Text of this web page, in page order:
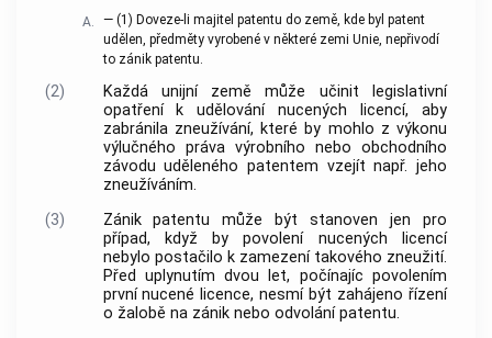
A. — (1) Doveze-li majitel patentu do země, kde byl patent
udělen, předměty vyrobené v některé zemi Unie, nepřivodí
to zánik patentu.
(2)
Každá unijní země může učinit legislativní
opatření k udělování nucených licencí, aby
zabránila zneužívání, které by mohlo z výkonu
výlučného práva výrobního nebo obchodního
závodu uděleného patentem vzejít např. jeho
zneužíváním.
(3)
Zánik patentu může být stanoven jen pro
případ, když by povolení nucených licencí
nebylo postačilo k zamezení takového zneužití.
Před uplynutím dvou let, počínajíc povolením
první nucené licence, nesmí být zahájeno řízení
o žalobě na zánik nebo odvolání patentu.